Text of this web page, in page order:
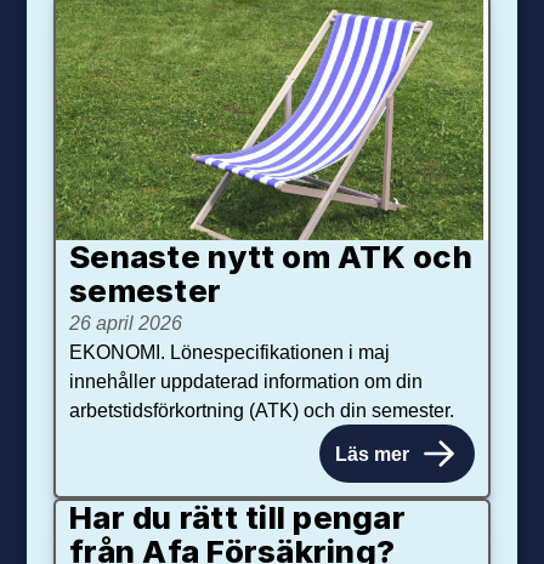
Senaste nytt om ATK och
se­mester
26 april 2026
EKONOMI. Lönespecifikationen i maj
innehåller uppdaterad information om din
arbetstidsförkortning (ATK) och din semester.
Läs mer
Har du rätt till pengar
från Afa Försäkring?